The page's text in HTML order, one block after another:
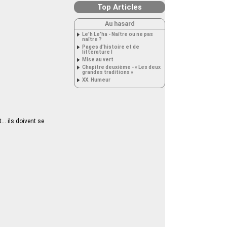
ils doivent se
Top Articles
Au hasard
Le’h Le’ha - Naître ou ne pas
naître ?
Pages d’histoire et de
littérature I
Mise au vert
Chapitre deuxième - « Les deux
grandes traditions »
XX. Humeur